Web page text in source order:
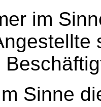
im
Sinne